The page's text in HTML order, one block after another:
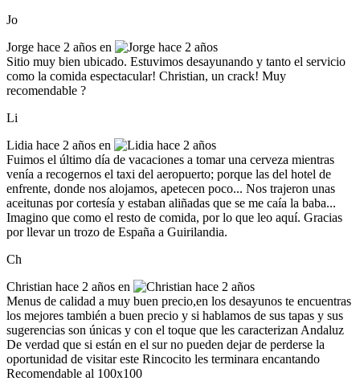
Jo
Jorge hace 2 años en
Sitio muy bien ubicado. Estuvimos desayunando y tanto el servicio
como la comida espectacular! Christian, un crack! Muy
recomendable ?
Li
Lidia hace 2 años en
Fuimos el último día de vacaciones a tomar una cerveza mientras
venía a recogernos el taxi del aeropuerto; porque las del hotel de
enfrente, donde nos alojamos, apetecen poco... Nos trajeron unas
aceitunas por cortesía y estaban aliñadas que se me caía la baba...
Imagino que como el resto de comida, por lo que leo aquí. Gracias
por llevar un trozo de España a Guirilandia.
Ch
Christian hace 2 años en
Menus de calidad a muy buen precio,en los desayunos te encuentras
los mejores también a buen precio y si hablamos de sus tapas y sus
sugerencias son únicas y con el toque que les caracterizan Andaluz
De verdad que si están en el sur no pueden dejar de perderse la
oportunidad de visitar este Rincocito les terminara encantando
Recomendable al 100x100